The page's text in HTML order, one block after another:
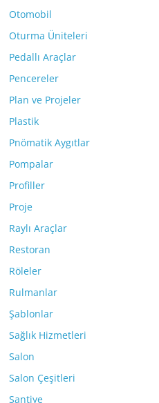
Otomobil
Oturma Üniteleri
Pedallı Araçlar
Pencereler
Plan ve Projeler
Plastik
Pnömatik Aygıtlar
Pompalar
Profiller
Proje
Raylı Araçlar
Restoran
Röleler
Rulmanlar
Şablonlar
Sağlık Hizmetleri
Salon
Salon Çeşitleri
Şantiye